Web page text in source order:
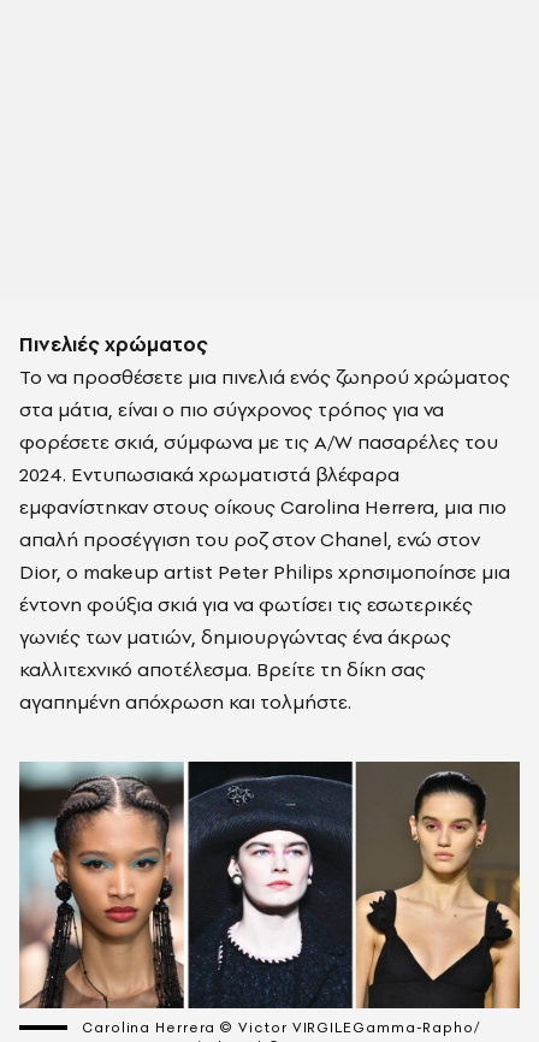
Πινελιές χρώματος
Το να προσθέσετε μια πινελιά ενός ζωηρού χρώματος
στα μάτια, είναι ο πιο σύγχρονος τρόπος για να
φορέσετε σκιά, σύμφωνα με τις A/W πασαρέλες του
2024. Εντυπωσιακά χρωματιστά βλέφαρα
εμφανίστηκαν στους οίκους Carolina Herrera, μια πιο
απαλή προσέγγιση του ροζ στον Chanel, ενώ στον
Dior, ο makeup artist Peter Philips χρησιμοποίησε μια
έντονη φούξια σκιά για να φωτίσει τις εσωτερικές
γωνιές των ματιών, δημιουργώντας ένα άκρως
καλλιτεχνικό αποτέλεσμα. Βρείτε τη δίκη σας
αγαπημένη απόχρωση και τολμήστε.
Carolina Herrera © Victor VIRGILEGamma-Rapho/